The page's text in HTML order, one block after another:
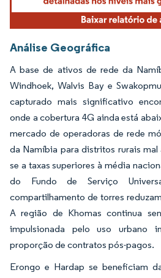
Análise Geográfica
A base de ativos de rede da
Windhoek, Walvis Bay e
capturado mais significativo
onde a cobertura 4G ainda está
mercado de operadoras de rede
da Namíbia para distritos rurais
se a taxas superiores à média
do Fundo de Serviço
compartilhamento de torres
A região de Khomas continua
impulsionada pelo uso urbano
proporção de contratos pós-pagos.
Erongo e Hardap se beneficiam